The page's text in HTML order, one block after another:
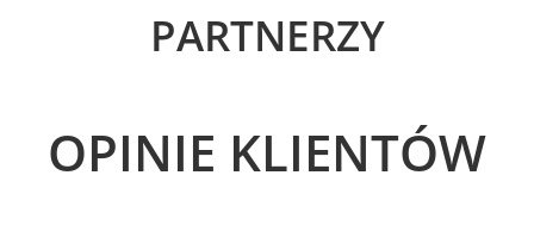
PARTNERZY
OPINIE KLIENTÓW